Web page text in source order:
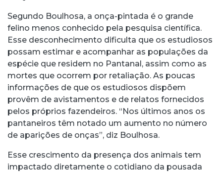
Segundo Boulhosa, a onça-pintada é o grande
felino menos conhecido pela pesquisa científica.
Esse desconhecimento dificulta que os estudiosos
possam estimar e acompanhar as populações da
espécie que residem no Pantanal, assim como as
mortes que ocorrem por retaliação. As poucas
informações de que os estudiosos dispõem
provêm de avistamentos e de relatos fornecidos
pelos próprios fazendeiros. “Nos últimos anos os
pantaneiros têm notado um aumento no número
de aparições de onças”, diz Boulhosa.
Esse crescimento da presença dos animais tem
impactado diretamente o cotidiano da pousada